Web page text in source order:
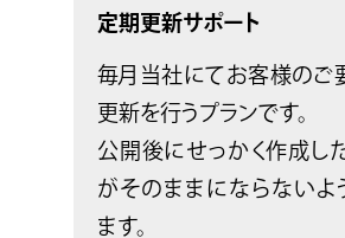
定期更新サポート
毎月当社にてお客様のご
更新を行うプランです。
公開後にせっかく作成し
がそのままにならないよ
ます。